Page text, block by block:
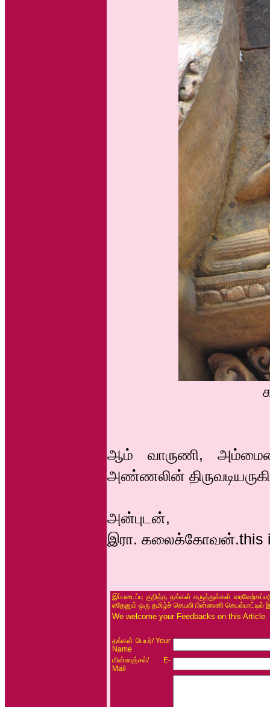
ஆம் வாருணி,
அண்ணலின்
அன்புடன்,
இரா. கலைக்கோவன்.this
இப்படைப்பு குறித்த தங்கள் கருத்துக்கள்
ஏதேனும் ஒரு தமிழ்ச் செயலி பின்னணி
We welcome your Feedbacks on this
தங்கள் பெயர்/ Your
Name
மின்னஞ்சல்/ E-
Mail